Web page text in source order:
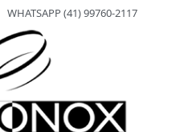
WHATSAPP (41) 99760-2117